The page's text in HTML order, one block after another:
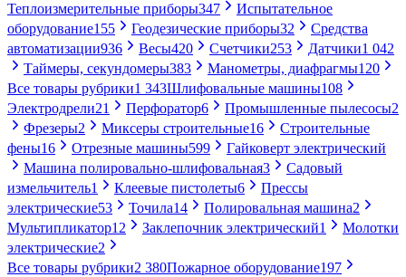
Теплоизмерительные приборы347
Испытательное
оборудование155 Геодезические приборы32
Средства
автоматизации936 Весы420 Счетчики253 Датчики1 042
Таймеры, секундомеры383 Манометры, диафрагмы120
Все товары рубрики1 343Шлифовальные машины108
Электродрели21 Перфоратор6 Промышленные пылесосы2
Фрезеры2 Миксеры строительные16
Строительные
фены16 Отрезные машины599
Гайковерт электрический
Машина полировально-шлифовальная3
Садовый
измельчитель1 Клеевые пистолеты6
Прессы
электрические53 Точила14 Полировальная машина2
Мультипликатор12 Заклепочник электрический1
Молотки
электрические2
Все товары рубрики2 380Пожарное оборудование197